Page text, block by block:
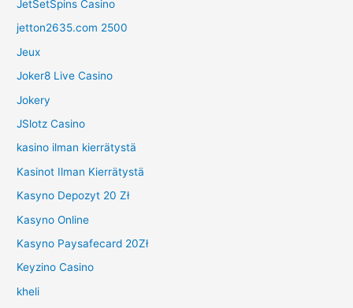
JetSetSpins Casino
jetton2635.com 2500
Jeux
Joker8 Live Casino
Jokery
JSlotz Casino
kasino ilman kierrätystä
Kasinot Ilman Kierrätystä
Kasyno Depozyt 20 Zł
Kasyno Online
Kasyno Paysafecard 20Zł
Keyzino Casino
kheli